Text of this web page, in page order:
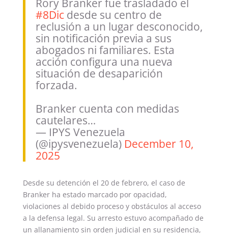
Rory Branker fue trasladado el
#8Dicdesde su centro de
reclusión a un lugar desconocido,
sin notificación previa a sus
abogados ni familiares. Esta
acción configura una nueva
situación de desaparición
forzada.
Branker cuenta con medidas
cautelares…
— IPYS Venezuela
(@ipysvenezuela) December 10,
2025
Desde su detención el 20 de febrero, el caso de
Branker ha estado marcado por opacidad,
violaciones al debido proceso y obstáculos al acceso
a la defensa legal. Su arresto estuvo acompañado de
un allanamiento sin orden judicial en su residencia,